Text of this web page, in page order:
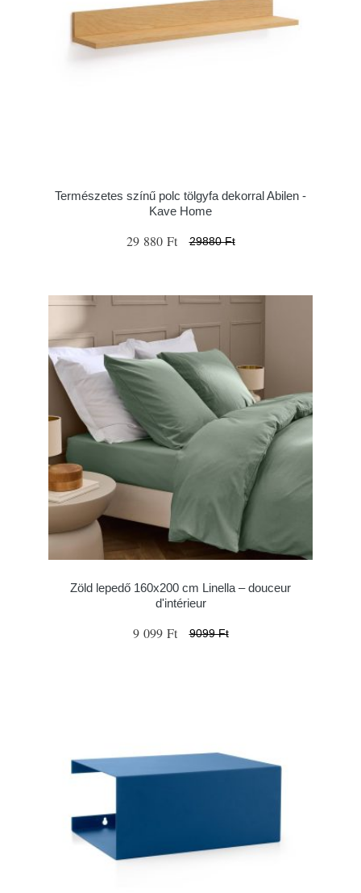
Természetes színű polc tölgyfa dekorral Abilen -
Kave Home
29 880 Ft 29880 Ft
Zöld lepedő 160x200 cm Linella – douceur
d'intérieur
9 099 Ft 9099 Ft